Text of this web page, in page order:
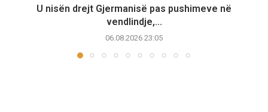
U nisën drejt Gjermanisë pas pushimeve në
vendlindje,...
06.08.2026 23:05